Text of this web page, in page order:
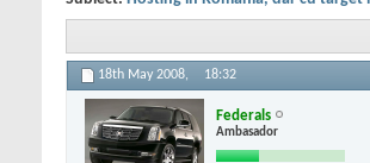
18th May 2008, 18:32
Federals
Ambasador